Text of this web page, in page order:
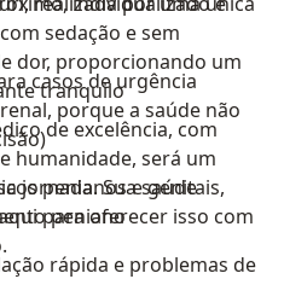
sedação e sem
dor, proporcionando um
tranquilo
penianos e genitais,
peniano
rápida e problemas de
casos de urgência
porque a saúde não
de excelência, com
humanidade, será um
jornada. Sua saúde
para oferecer isso com